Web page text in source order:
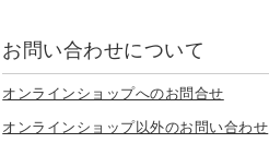
お問い合わせについて
オンラインショップへのお問合せ
オンラインショップ以外のお問い合わせ